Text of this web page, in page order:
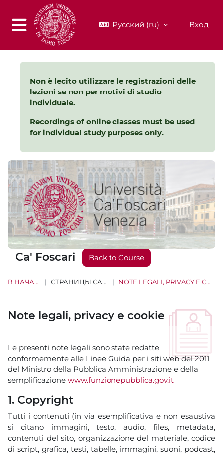
Перейти к основному содержанию
Боковая панель
Русский ‎(ru)‎ Вход
Non è lecito utilizzare le registrazioni delle
lezioni se non per motivi di studio
individuale.
Recordings of online classes must be used
for individual study purposes only.
Ca' Foscari Back to Course
В НАЧАЛО СТРАНИЦЫ САЙТА NOTE LEGALI, PRIVACY E COOKIE
Note legali, privacy e cookie
Le presenti note legali sono state redatte
conformemente alle Linee Guida per i siti web del 2011
del Ministro della Pubblica Amministrazione e della
semplificazione www.funzionepubblica.gov.it
1. Copyright
Tutti i contenuti (in via esemplificativa e non esaustiva
si citano immagini, testo, audio, files, metadata,
contenuti del sito, organizzazione del materiale, codice
di script, grafica, testi, tabelle, immagini, suoni, podcast,